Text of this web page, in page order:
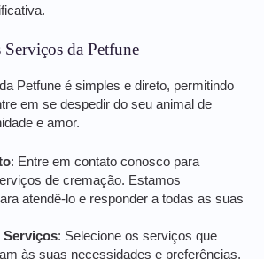
da Petfune
Petfune é simples e direto, permitindo
em se despedir do seu animal de
e amor.
: Entre em contato conosco para
de cremação. Estamos
atendê-lo e responder a todas as suas
Serviços: Selecione os serviços que
às suas necessidades e preferências,